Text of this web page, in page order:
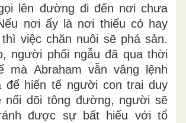
lên đường đi đến nơi chưa
nơi ấy là nơi thiếu cỏ hay
việc chăn nuôi sẽ phá sản.
người phối ngẫu đã qua thời
mà Abraham vẫn vâng lệnh
để hiến tế người con trai duy
nối dõi tông đường, người sẽ
được sự bất hiếu với tổ